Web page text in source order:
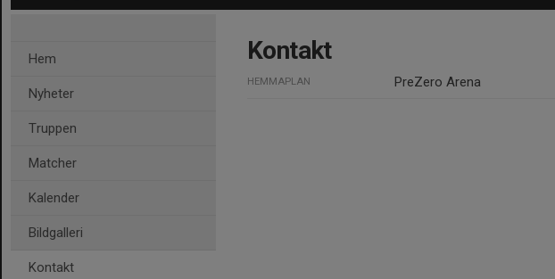
Hem
Nyheter
Truppen
Matcher
Kalender
Bildgalleri
Kontakt
Kontakt
HEMMAPLAN PreZero Arena